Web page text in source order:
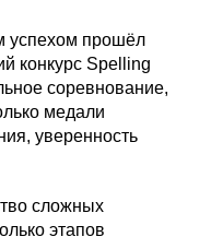
успехом прошёл
конкурс Spelling
соревнование,
медали
уверенность
сложных
этапов